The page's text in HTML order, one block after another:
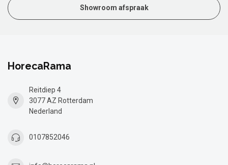
Showroom afspraak
HorecaRama
Reitdiep 4
3077 AZ Rotterdam
Nederland
0107852046